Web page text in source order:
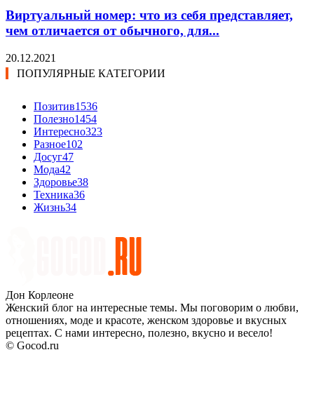
Виртуальный номер: что из себя представляет,
чем отличается от обычного, для...
20.12.2021
ПОПУЛЯРНЫЕ КАТЕГОРИИ
Позитив1536
Полезно1454
Интересно323
Разное102
Досуг47
Мода42
Здоровье38
Техника36
Жизнь34
Дон Корлеоне
Женский блог на интересные темы. Мы поговорим о любви,
отношениях, моде и красоте, женском здоровье и вкусных
рецептах. С нами интересно, полезно, вкусно и весело!
© Gocod.ru